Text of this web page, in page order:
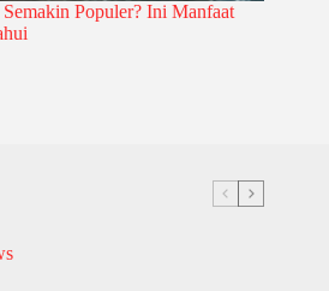
Populer? Ini Manfaat